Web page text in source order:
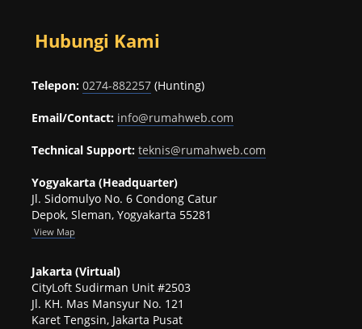
Hubungi Kami
Telepon: 0274-882257 (Hunting)
Email/Contact: info@rumahweb.com
Technical Support: teknis@rumahweb.com
Yogyakarta (Headquarter)
Jl. Sidomulyo No. 6 Condong Catur
Depok, Sleman, Yogyakarta 55281
View Map
Jakarta (Virtual)
CityLoft Sudirman Unit #2503
Jl. KH. Mas Mansyur No. 121
Karet Tengsin, Jakarta Pusat